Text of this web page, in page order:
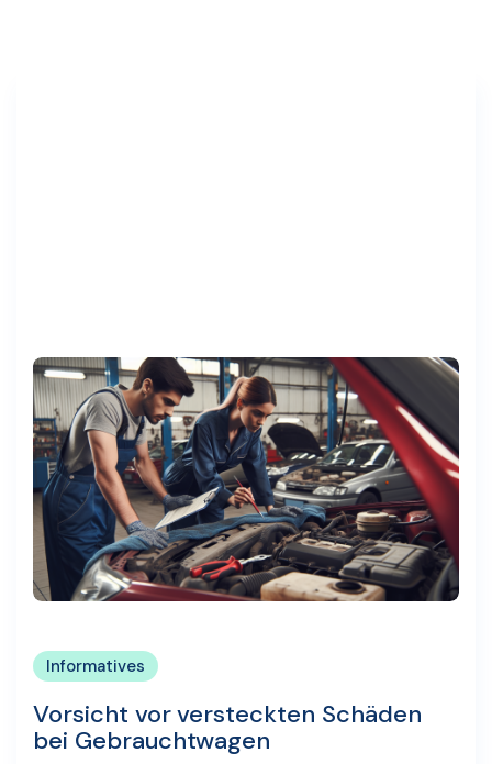
Informatives
Vorsicht vor versteckten Schäden
bei Gebrauchtwagen